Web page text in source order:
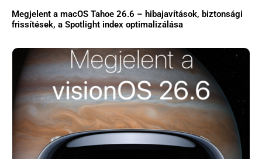
Megjelent a macOS Tahoe 26.6 – hibajavítások, biztonsági
frissítések, a Spotlight index optimalizálása